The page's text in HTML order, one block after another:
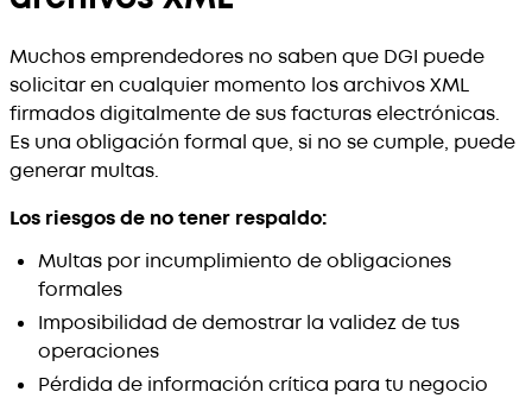
Muchos emprendedores no saben que DGI puede
solicitar en cualquier momento los archivos XML
firmados digitalmente de sus facturas electrónicas.
Es una obligación formal que, si no se cumple, puede
generar multas.
Los riesgos de no tener respaldo:
Multas por incumplimiento de obligaciones
formales
Imposibilidad de demostrar la validez de tus
operaciones
Pérdida de información crítica para tu negocio